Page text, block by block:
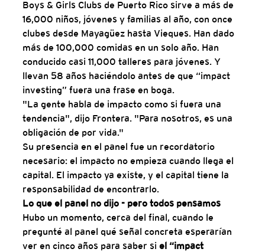
Boys & Girls Clubs de Puerto Rico sirve a más de
16,000 niños, jóvenes y familias al año, con once
clubes desde Mayagüez hasta Vieques. Han dado
más de 100,000 comidas en un solo año. Han
conducido casi 11,000 talleres para jóvenes. Y
llevan 58 años haciéndolo antes de que “impact
investing” fuera una frase en boga.
"La gente habla de impacto como si fuera una
tendencia", dijo Frontera. "Para nosotros, es una
obligación de por vida."
Su presencia en el panel fue un recordatorio
necesario: el impacto no empieza cuando llega el
capital. El impacto ya existe, y el capital tiene la
responsabilidad de encontrarlo.
Lo que el panel no dijo - pero todos pensamos
Hubo un momento, cerca del final, cuando le
pregunté al panel qué señal concreta esperarían
ver en cinco años para saber si el “impact